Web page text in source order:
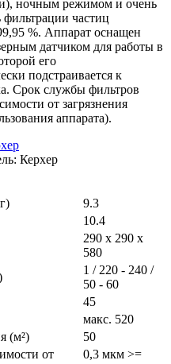
ночным режимом и очень
частиц
%. Аппарат оснащен
датчиком для работы в
его
подстраивается к
Срок службы фильтров
от загрязнения
аппарата).
Керхер
9.3
10.4
290 x 290 x
580
1 / 220 - 240 /
50 - 60
45
макс. 520
(м²)
50
от
0,3 мкм >=